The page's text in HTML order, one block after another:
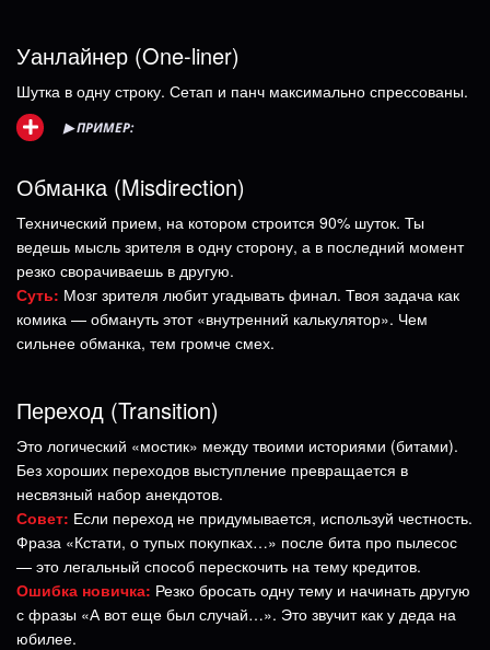
Уанлайнер (One-liner)
Шутка в одну строку. Сетап и панч максимально спрессованы.
▶ПРИМЕР:
Обманка (Misdirection)
Технический прием, на котором строится 90% шуток. Ты
ведешь мысль зрителя в одну сторону, а в последний момент
резко сворачиваешь в другую.
Суть: Мозг зрителя любит угадывать финал. Твоя задача как
комика — обмануть этот «внутренний калькулятор». Чем
сильнее обманка, тем громче смех.
Переход (Transition)
Это логический «мостик» между твоими историями (битами).
Без хороших переходов выступление превращается в
несвязный набор анекдотов.
Совет: Если переход не придумывается, используй честность.
Фраза «Кстати, о тупых покупках…» после бита про пылесос
— это легальный способ перескочить на тему кредитов.
Ошибка новичка: Резко бросать одну тему и начинать другую
с фразы «А вот еще был случай…». Это звучит как у деда на
юбилее.